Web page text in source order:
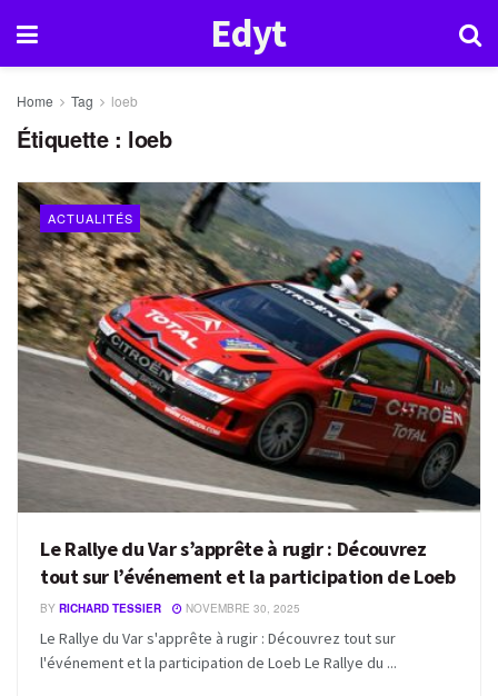
Edyt
Home Tag loeb
Étiquette : loeb
ACTUALITÉS
Le Rallye du Var s’apprête à rugir : Découvrez
tout sur l’événement et la participation de Loeb
BY RICHARD TESSIER NOVEMBRE 30, 2025
Le Rallye du Var s'apprête à rugir : Découvrez tout sur
l'événement et la participation de Loeb Le Rallye du ...